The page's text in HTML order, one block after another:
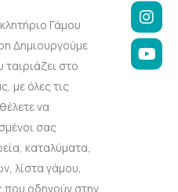
Γάμου
Δημιουργούμε
στο
με όλες τις
να
σας
καταλύματα,
λίστα γάμου,
που οδηγούν στην